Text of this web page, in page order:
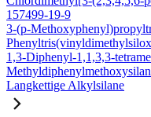
157499-19-9
3-(p-
1,3-Diphenyl-1,1,3,3-
Langkettige Alkylsilane